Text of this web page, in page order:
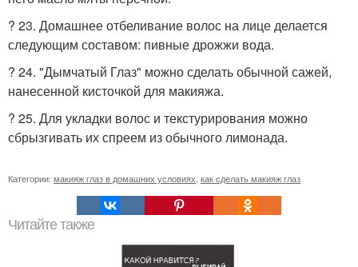
? 23. Домашнее отбеливание волос на лице делается
следующим составом: пивные дрожжи вода.
? 24. "Дымчатый Глаз" можно сделать обычной сажей,
нанесенной кисточкой для макияжа.
? 25. Для укладки волос и текстурирования можно
сбрызгивать их спреем из обычного лимонада.
Категории: макияж глаз в домашних условиях как сделать макияж глаз
Читайте также